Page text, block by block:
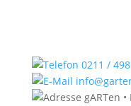
0211 /
gARTen